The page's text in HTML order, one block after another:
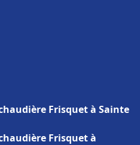
Frisquet à Sainte
Frisquet à